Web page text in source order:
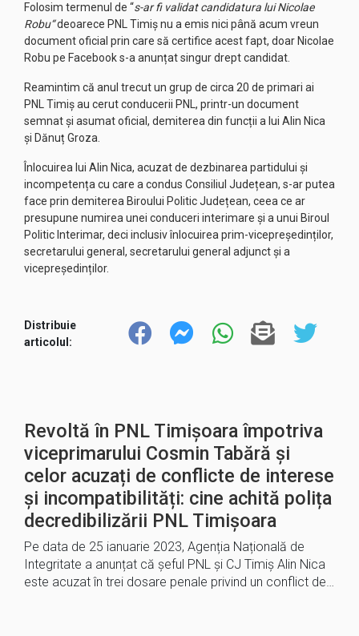
Folosim termenul de “s-ar fi validat candidatura lui Nicolae
Robu“deoarece PNL Timiș nu a emis nici până acum vreun
document oficial prin care să certifice acest fapt, doar Nicolae
Robu pe Facebook s-a anunțat singur drept candidat.
Reamintim că anul trecut un grup de circa 20 de primari ai
PNL Timiș au cerut conducerii PNL, printr-un document
semnat și asumat oficial, demiterea din funcții a lui Alin Nica
și Dănuț Groza.
Înlocuirea lui Alin Nica, acuzat de dezbinarea partidului și
incompetența cu care a condus Consiliul Județean, s-ar putea
face prin demiterea Biroului Politic Județean, ceea ce ar
presupune numirea unei conduceri interimare și a unui Biroul
Politic Interimar, deci inclusiv înlocuirea prim-vicepreședinților,
secretarului general, secretarului general adjunct și a
vicepreședinților.
Distribuie
articolul:
Revoltă în PNL Timișoara împotriva
viceprimarului Cosmin Tabără și
celor acuzați de conflicte de interese
și incompatibilități: cine achită polița
decredibilizării PNL Timișoara
Pe data de 25 ianuarie 2023, Agenția Națională de
Integritate a anunțat că șeful PNL și CJ Timiș Alin Nica
este acuzat în trei dosare penale privind un conflict de…